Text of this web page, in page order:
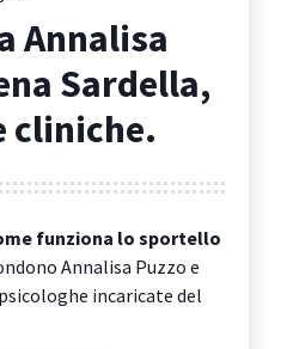
Annalisa
Sardella,
cliniche.
funziona lo sportello
Annalisa Puzzo e
incaricate del